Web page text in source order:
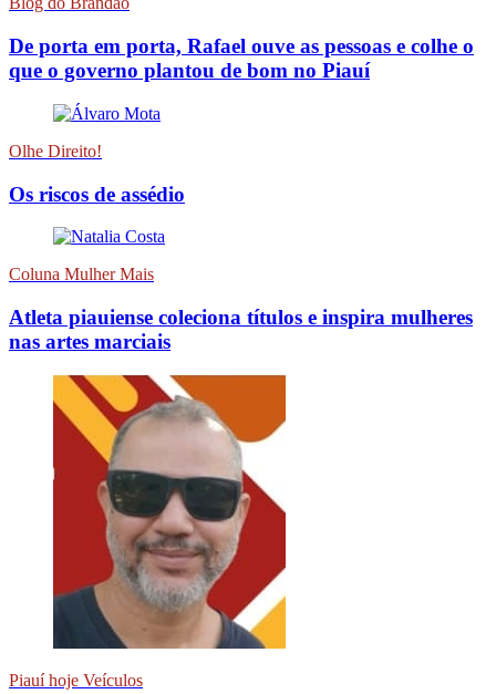
De porta em porta, Rafael ouve as pessoas e colhe o
que o governo plantou de bom no Piauí
Olhe Direito!
Os riscos de assédio
Coluna Mulher Mais
Atleta piauiense coleciona títulos e inspira mulheres
nas artes marciais
Piauí hoje Veículos